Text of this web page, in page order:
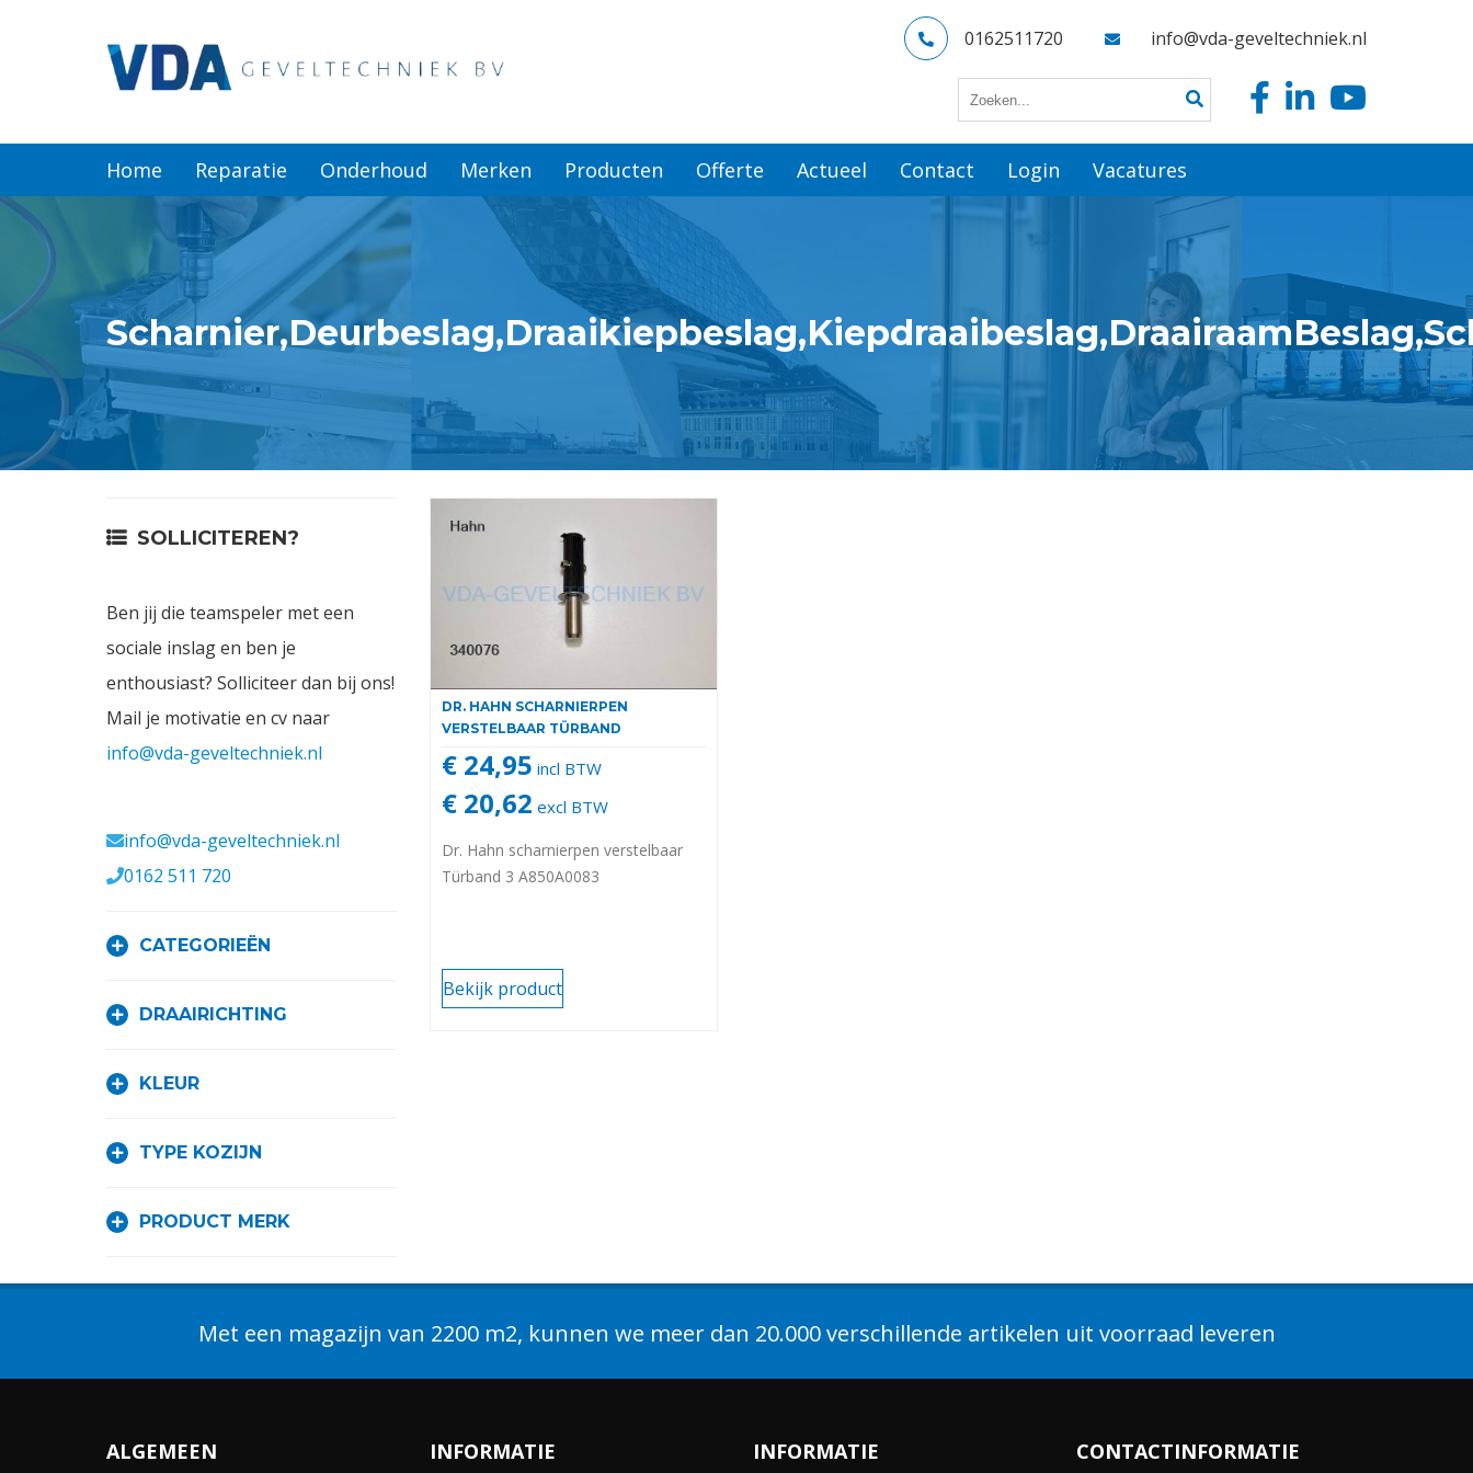
Onderhoud
Merken
Producten
Offerte
Actueel
Vacatures
0162511720 info@vda-geveltechniek.nl
Home Reparatie Onderhoud Merken Producten Offerte Actueel Contact Login Vacatures
SOLLICITEREN?
Ben jij die teamspeler met een
sociale inslag en ben je
enthousiast? Solliciteer dan bij ons!
Mail je motivatie en cv naar
info@vda-geveltechniek.nl
info@vda-geveltechniek.nl
0162 511 720
CATEGORIEËN
DRAAIRICHTING
KLEUR
TYPE KOZIJN
PRODUCT MERK
DR. HAHN SCHARNIERPEN
VERSTELBAAR TÜRBAND
€ 24,95 incl BTW
€ 20,62 excl BTW
Dr. Hahn scharnierpen verstelbaar
Türband 3 A850A0083
Bekijk product
Met een magazijn van 2200 m2, kunnen we meer dan 20.000 verschillende artikelen uit voorraad leveren
ALGEMEEN INFORMATIE INFORMATIE CONTACTINFORMATIE